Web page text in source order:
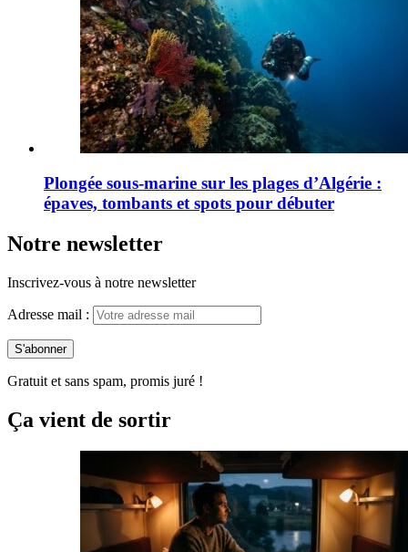
Plongée sous-marine sur les plages d’Algérie :
épaves, tombants et spots pour débuter
Notre newsletter
Inscrivez-vous à notre newsletter
Adresse mail :
Gratuit et sans spam, promis juré !
Ça vient de sortir